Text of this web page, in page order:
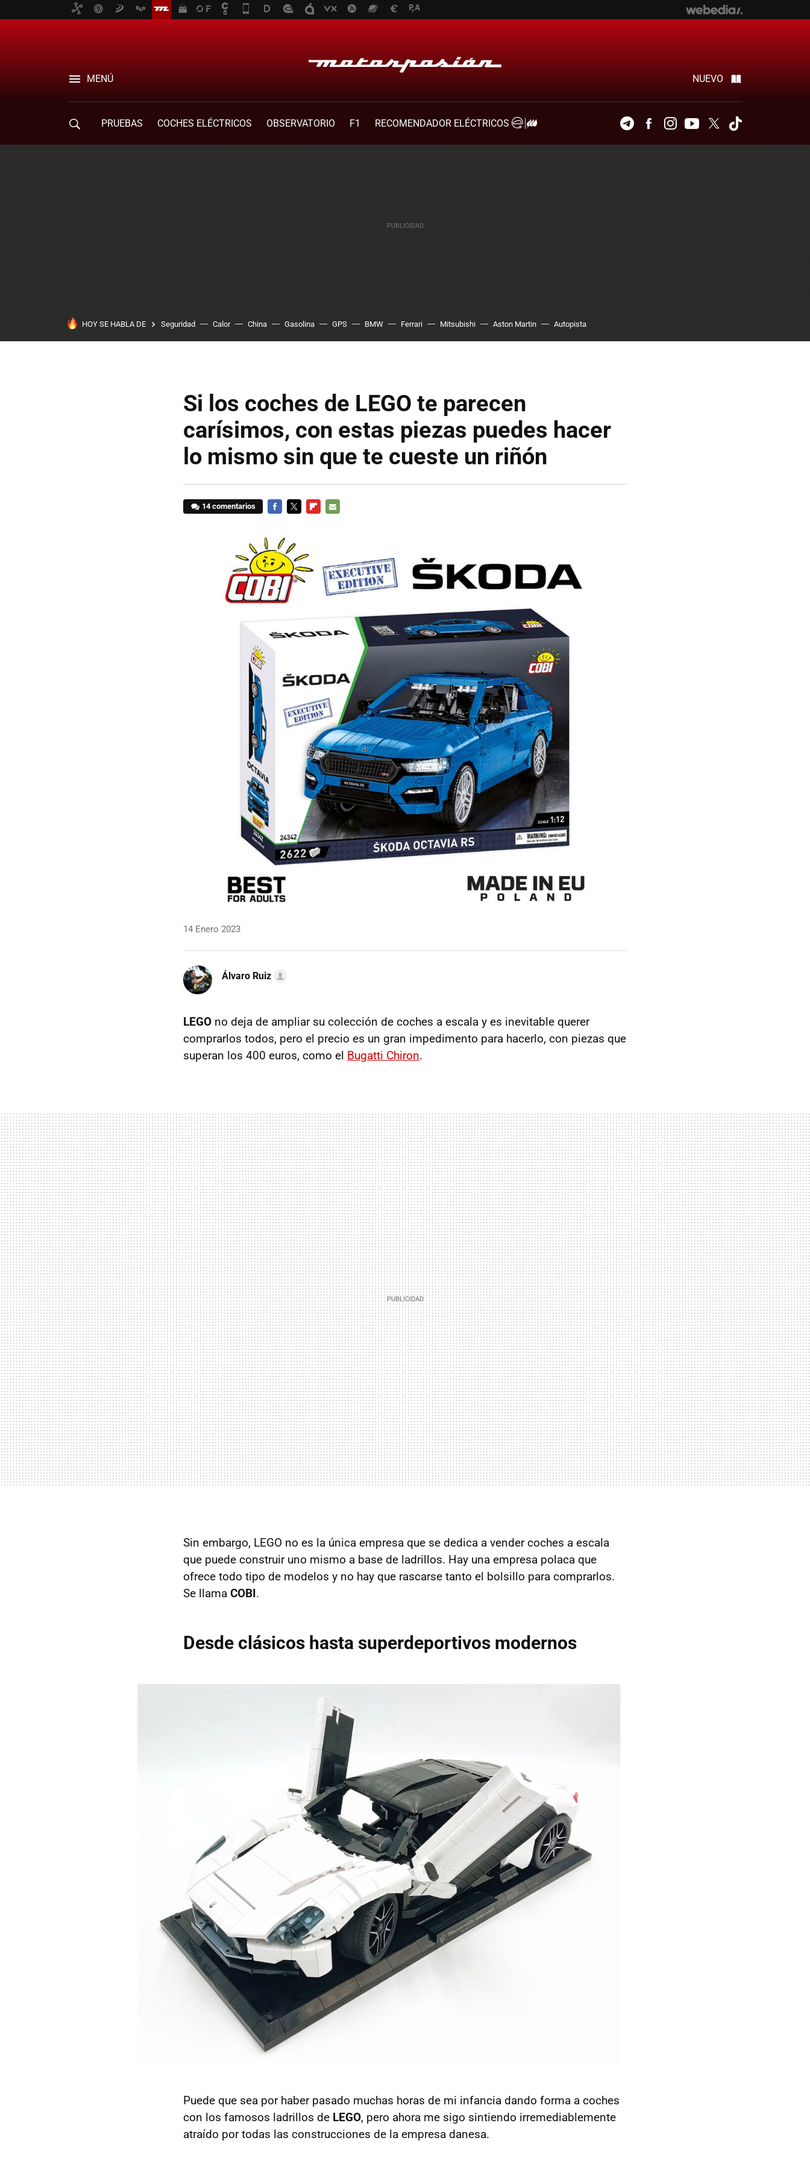
MENÚ NUEVO
PRUEBAS COCHES ELÉCTRICOS OBSERVATORIO F1
RECOMENDADOR ELÉCTRICOS
TelegramFacebookInstagramYoutubeTwitter
HOY SE HABLA DE Seguridad Calor China Gasolina GPS BMW Ferrari Mitsubishi Aston Martin Autopista
Si los coches de LEGO te parecen
carísimos, con estas piezas puedes hacer
lo mismo sin que te cueste un riñón
14 comentarios
14 Enero 2023
Álvaro Ruiz
LEGO no deja de ampliar su colección de coches a escala y es inevitable querer
comprarlos todos, pero el precio es un gran impedimento para hacerlo, con piezas que
superan los 400 euros, como el Bugatti Chiron.
Sin embargo, LEGO no es la única empresa que se dedica a vender coches a escala
que puede construir uno mismo a base de ladrillos. Hay una empresa polaca que
ofrece todo tipo de modelos y no hay que rascarse tanto el bolsillo para comprarlos.
Se llama COBI.
Desde clásicos hasta superdeportivos modernos
Puede que sea por haber pasado muchas horas de mi infancia dando forma a coches
con los famosos ladrillos de LEGO, pero ahora me sigo sintiendo irremediablemente
atraído por todas las construcciones de la empresa danesa.